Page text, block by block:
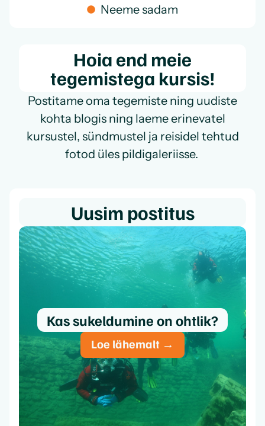
Neeme sadam
Hoia end meie
tegemistega kursis!
Postitame oma tegemiste ning uudiste
kohta blogis ning laeme erinevatel
kursustel, sündmustel ja reisidel tehtud
fotod üles pildigaleriisse.
Uusim postitus
Kas sukeldumine on ohtlik?
Loe lähemalt →